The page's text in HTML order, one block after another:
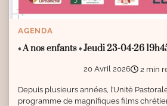
AGENDA
« A nos enfants » Jeudi 23-04-26
20 Avril 2026 2 min
Depuis plusieurs années, l’Unité
programme de magnifiques films